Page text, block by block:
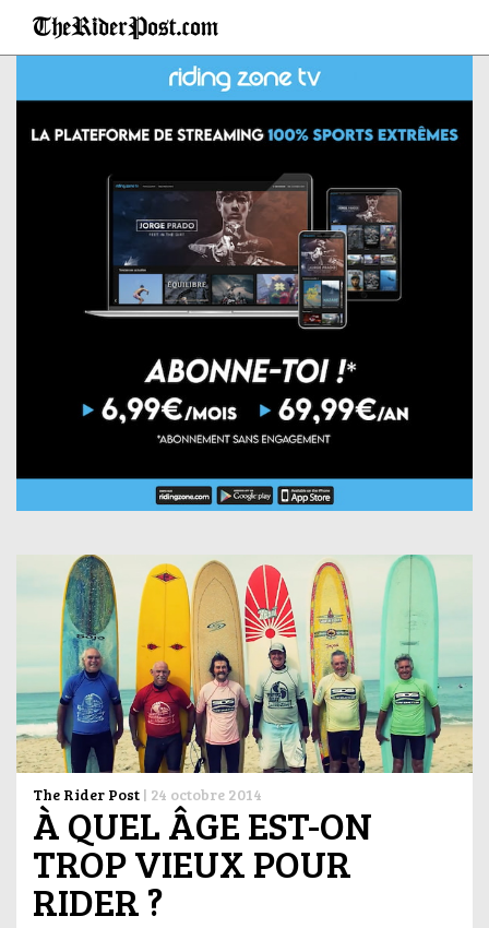
The Rider Post | 24 octobre 2014
À QUEL ÂGE EST-ON
TROP VIEUX POUR
RIDER ?